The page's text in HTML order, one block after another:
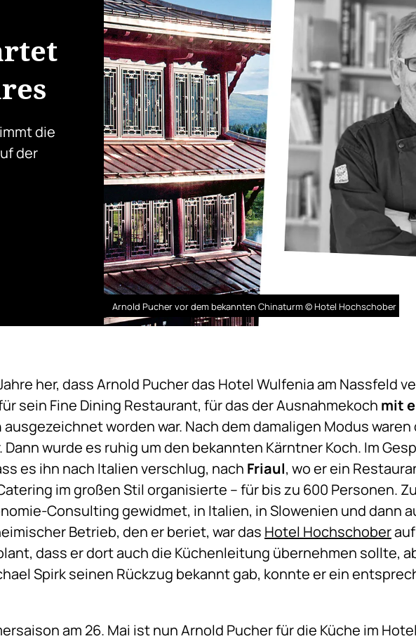
die
der
Arnold Pucher vor dem bekannten Chinaturm © Hotel Hochschober
her, dass Arnold Pucher das Hotel Wulfenia am Nassfeld
sein Fine Dining Restaurant, für das der Ausnahmekoch mit
ausgezeichnet worden war. Nach dem damaligen Modus waren
wurde es ruhig um den bekannten Kärntner Koch. Im
es ihn nach Italien verschlug, nach Friaul, wo er ein
im großen Stil organisierte – für bis zu 600 Personen.
Consulting gewidmet, in Italien, in Slowenien und dann
Betrieb, den er beriet, war das Hotel Hochschober
dass er dort auch die Küchenleitung übernehmen sollte,
Spirk seinen Rückzug bekannt gab, konnte er ein
am 26. Mai ist nun Arnold Pucher für die Küche im